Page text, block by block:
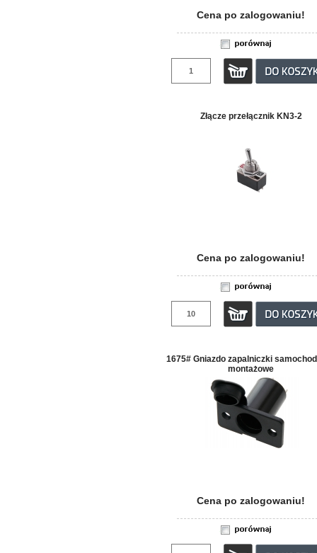
Cena po zalogowaniu!
Złącze przełącznik KN3-2
Cena po zalogowaniu!
1675# Gniazdo zapalniczki
montażowe
Cena po zalogowaniu!